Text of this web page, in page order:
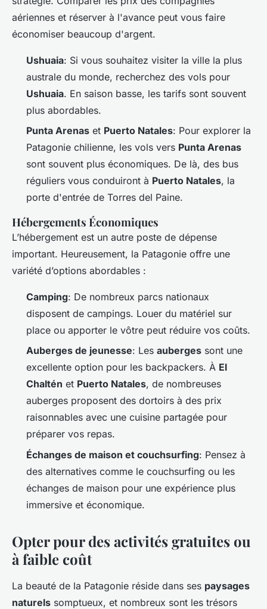
aériennes et réserver à l'avance peut vous faire
économiser beaucoup d'argent.
Ushuaia: Si vous souhaitez visiter la ville la plus
australe du monde, recherchez des vols pour
Ushuaia. En saison basse, les tarifs sont souvent
plus abordables.
Punta Arenas et Puerto Natales: Pour explorer la
Patagonie chilienne, les vols vers Punta Arenas
sont souvent plus économiques. De là, des bus
réguliers vous conduiront à Puerto Natales, la
porte d'entrée de Torres del Paine.
Hébergements Économiques
L’hébergement est un autre poste de dépense
important. Heureusement, la Patagonie offre une
variété d’options abordables :
Camping: De nombreux parcs nationaux
disposent de campings. Louer du matériel sur
place ou apporter le vôtre peut réduire vos coûts.
Auberges de jeunesse: Les auberges sont une
excellente option pour les backpackers. À El
Chaltén et Puerto Natales, de nombreuses
auberges proposent des dortoirs à des prix
raisonnables avec une cuisine partagée pour
préparer vos repas.
Échanges de maison et couchsurfing: Pensez à
des alternatives comme le couchsurfing ou les
échanges de maison pour une expérience plus
immersive et économique.
Opter pour des activités gratuites ou
à faible coût
La beauté de la Patagonie réside dans ses paysages
naturels somptueux, et nombreux sont les trésors